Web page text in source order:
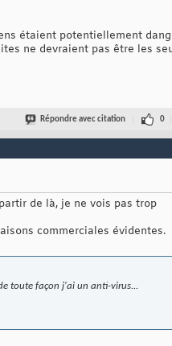
étaient potentiellement
ne devraient pas être les
Répondre avec citation 0
de là, je ne vois pas trop
commerciales évidentes.
toute façon j'ai un anti-virus...